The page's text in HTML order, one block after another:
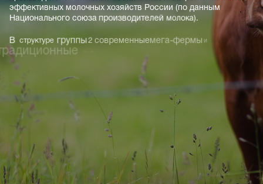
эффективных молочных хозяйств России (по данным
Национального союза производителей молока).
В структуре группы 2 современные мега-фермы и
традиционные хозяйства.
тонн. Объем с 2018
Русская Аграрная в производстве